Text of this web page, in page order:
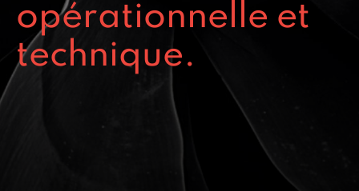
opérationnelle et
technique.